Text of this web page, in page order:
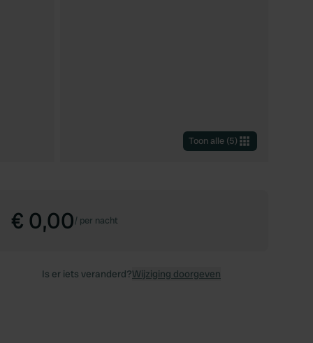
Toon alle (5)
€ 0,00/ per nacht
Is er iets veranderd?Wijziging doorgeven